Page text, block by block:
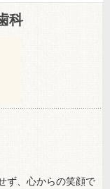
科
ず、心からの笑顔で